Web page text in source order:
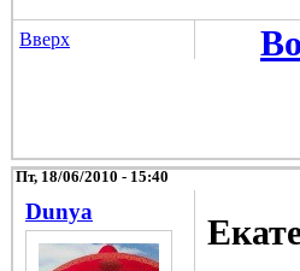
Вверх
Пт, 18/06/2010 - 15:40
Dunya